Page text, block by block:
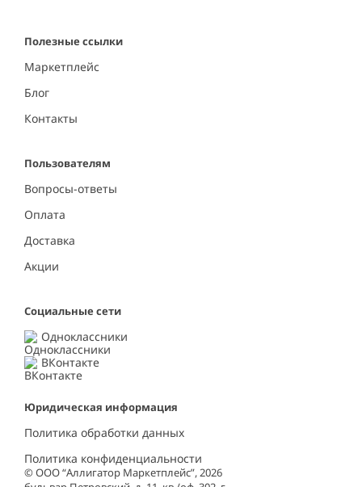
Полезные ссылки
Маркетплейс
Блог
Контакты
Пользователям
Вопросы-ответы
Оплата
Доставка
Акции
Социальные сети
Одноклассники
ВКонтакте
Юридическая информация
Политика обработки данных
Политика конфиденциальности
© ООО “Аллигатор Маркетплейс”, 2026